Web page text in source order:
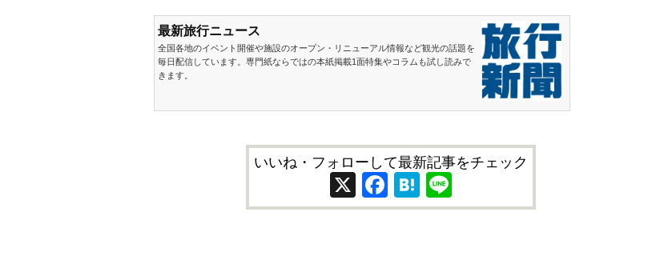
最新旅行ニュース
全国各地のイベント開催や施設のオープン・リニューアル情報など観光の話題を
毎日配信しています。専門紙ならではの本紙掲載1面特集やコラムも試し読みで
きます。
いいね・フォローして最新記事をチェック
X Facebook
Hatena